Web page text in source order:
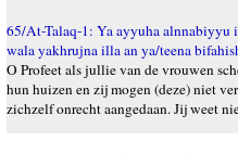
65/At-Talaq-1: Ya ayyuha
wala yakhrujna illa an ya/teena
O Profeet als jullie van de vrouwen
hun huizen en zij mogen (deze) niet
zichzelf onrecht aangedaan. Jij weet